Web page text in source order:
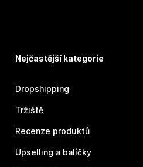
Nejčastější kategorie
Dropshipping
Tržiště
Recenze produktů
Upselling a balíčky